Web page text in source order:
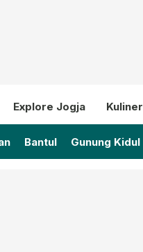
Explore Jogja Kuliner
Bantul Gunung Kidul